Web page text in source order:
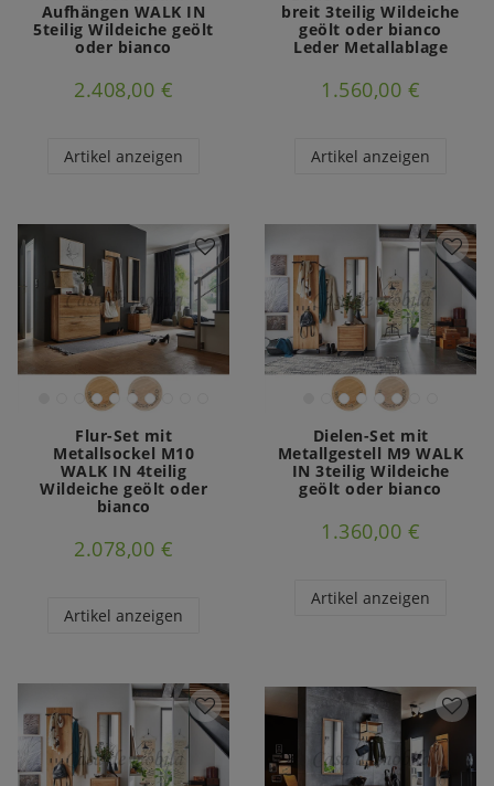
Aufhängen WALK IN
5teilig Wildeiche geölt
oder bianco
2.408,00 €
Artikel anzeigen
breit 3teilig Wildeiche
geölt oder bianco
Leder Metallablage
1.560,00 €
Artikel anzeigen
Flur-Set mit
Metallsockel M10
WALK IN 4teilig
Wildeiche geölt oder
bianco
2.078,00 €
Artikel anzeigen
Dielen-Set mit
Metallgestell M9 WALK
IN 3teilig Wildeiche
geölt oder bianco
1.360,00 €
Artikel anzeigen